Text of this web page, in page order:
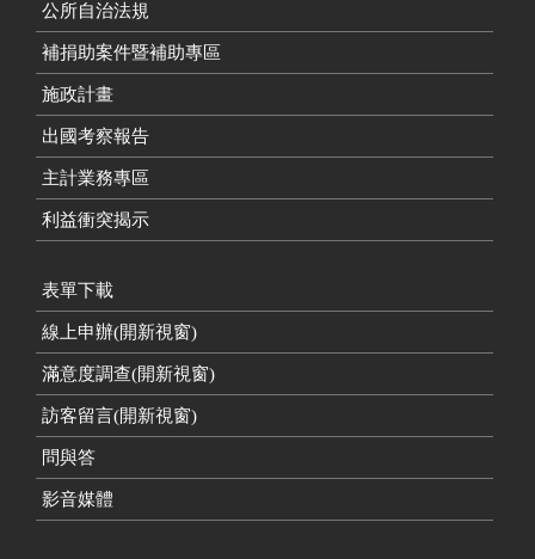
公所自治法規
補捐助案件暨補助專區
施政計畫
出國考察報告
主計業務專區
利益衝突揭示
表單下載
線上申辦(開新視窗)
滿意度調查(開新視窗)
訪客留言(開新視窗)
問與答
影音媒體